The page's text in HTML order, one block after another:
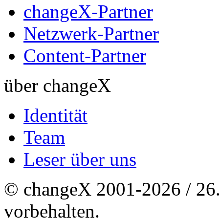
changeX-Partner
Netzwerk-Partner
Content-Partner
über changeX
Identität
Team
Leser über uns
© changeX 2001-2026 /
vorbehalten.